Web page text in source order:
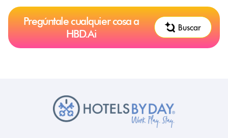
Pregúntale cualquier cosa a
HBD.Ai
Buscar